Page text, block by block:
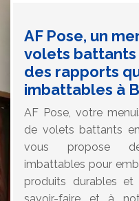
AF Pose, un
volets battants
des rapports
imbattables à
AF Pose, votre
de volets battants
vous propose
imbattables pour
produits durables et
savoir-faire et à